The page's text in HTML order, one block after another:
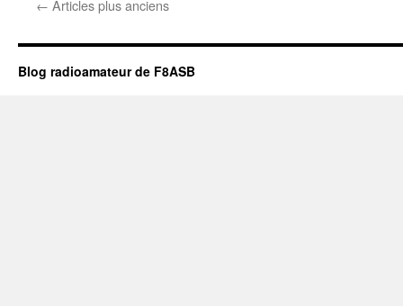
← Articles plus anciens
Blog radioamateur de F8ASB